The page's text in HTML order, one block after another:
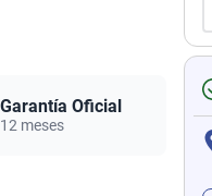
Garantía Oficial
12 meses